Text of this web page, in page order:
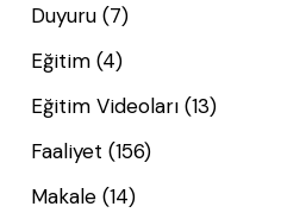
Duyuru (7)
Eğitim (4)
Eğitim Videoları (13)
Faaliyet (156)
Makale (14)